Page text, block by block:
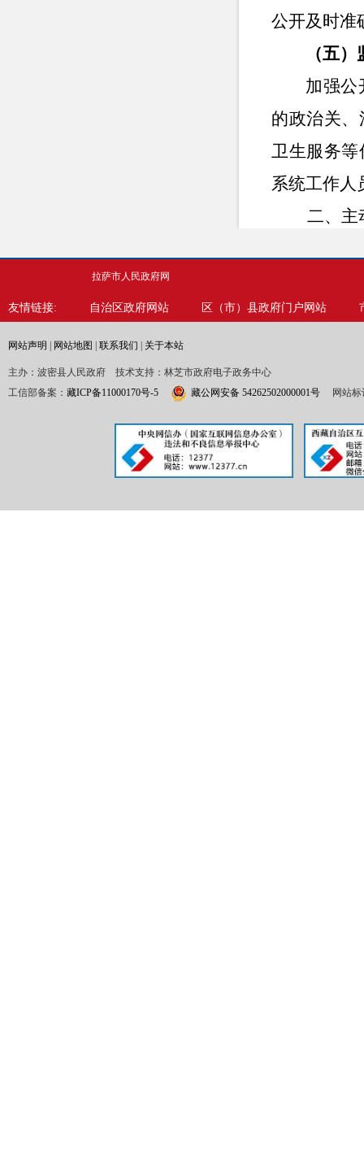
公开及时准
（五
加强公
的政治关
卫生服务
系统工作人
二、主
拉萨市人民政府网
友情链接: 自治区政府网站 区（市）县政府门户网站
网站声明 网站地图 联系我们 关于本站
主办：波密县人民政府 技术支持：林芝市政府电子政务中心
工信部备案： 藏ICP备11000170号-5 藏公网安备 54262502000001号 网站标